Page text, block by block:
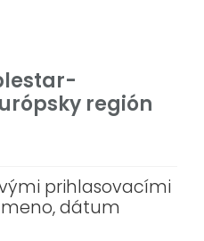
región
prihlasovacími
dátum